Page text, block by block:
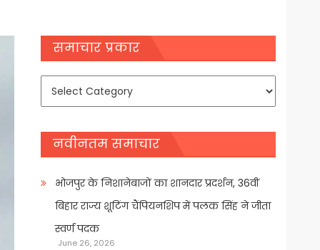
समाचार प्रकार
समाचार
नवीनतम समाचार
भोजपुर के निशानेबाजों का शानदार प्रदर्शन, 36वीं
बिहार राज्य शूटिंग चैंपियनशिप में पलक सिंह ने जीता
स्वर्ण पदक
June 26, 2026